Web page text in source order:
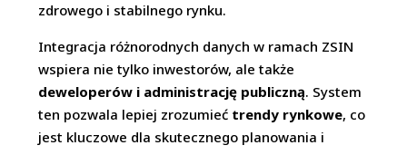
zdrowego i stabilnego rynku.
Integracja różnorodnych danych w ramach ZSIN
wspiera nie tylko inwestorów, ale także
deweloperów i administrację publiczną. System
ten pozwala lepiej zrozumieć trendy rynkowe, co
jest kluczowe dla skutecznego planowania i